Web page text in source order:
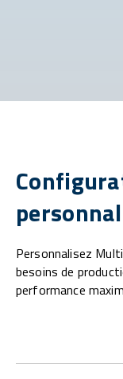
Personnalisez
besoins de
performance